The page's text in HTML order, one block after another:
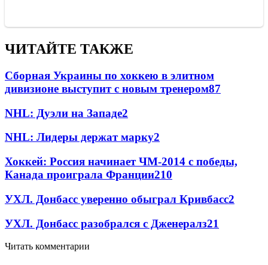
ЧИТАЙТЕ ТАКЖЕ
Сборная Украины по хоккею в элитном
дивизионе выступит с новым тренером87
NHL: Дуэли на Западе2
NHL: Лидеры держат марку2
Хоккей: Россия начинает ЧМ-2014 с победы,
Канада проиграла Франции210
УХЛ. Донбасс уверенно обыграл Кривбасс2
УХЛ. Донбасс разобрался с Дженералз21
Читать комментарии